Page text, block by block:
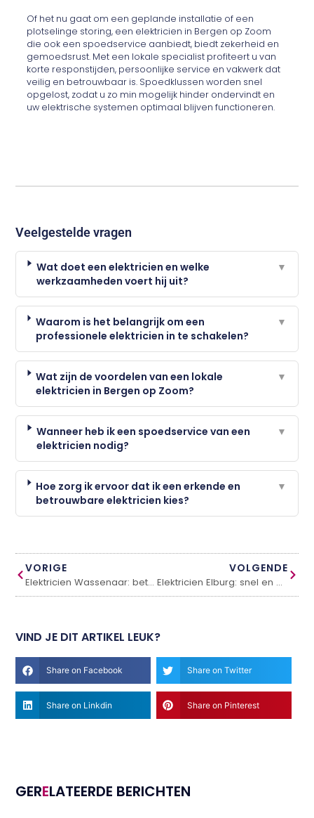
Of het nu gaat om een geplande installatie of een
plotselinge storing, een elektricien in Bergen op Zoom
die ook een spoedservice aanbiedt, biedt zekerheid en
gemoedsrust. Met een lokale specialist profiteert u van
korte responstijden, persoonlijke service en vakwerk dat
veilig en betrouwbaar is. Spoedklussen worden snel
opgelost, zodat u zo min mogelijk hinder ondervindt en
uw elektrische systemen optimaal blijven functioneren.
Veelgestelde vragen
Wat doet een elektricien en welke
werkzaamheden voert hij uit?
▼
Waarom is het belangrijk om een
professionele elektricien in te schakelen?
▼
Wat zijn de voordelen van een lokale
elektricien in Bergen op Zoom?
▼
Wanneer heb ik een spoedservice van een
elektricien nodig?
▼
Hoe zorg ik ervoor dat ik een erkende en
betrouwbare elektricien kies?
▼
VORIGE
Elektricien Wassenaar: betrouwbaar en snel bij storingen
VOLGENDE
Elektricien Elburg: snel en betrouwbaar geholpen
VIND JE DIT ARTIKEL LEUK?
Share on Facebook Share on Twitter
Share on Linkdin Share on Pinterest
GERELATEERDE BERICHTEN